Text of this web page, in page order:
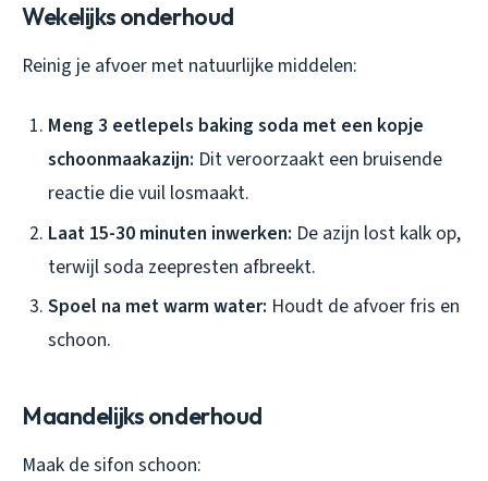
Wekelijks onderhoud
Reinig je afvoer met natuurlijke middelen:
Meng 3 eetlepels baking soda met een kopje
schoonmaakazijn: Dit veroorzaakt een bruisende
reactie die vuil losmaakt.
Laat 15-30 minuten inwerken: De azijn lost kalk op,
terwijl soda zeepresten afbreekt.
Spoel na met warm water: Houdt de afvoer fris en
schoon.
Maandelijks onderhoud
Maak de sifon schoon: